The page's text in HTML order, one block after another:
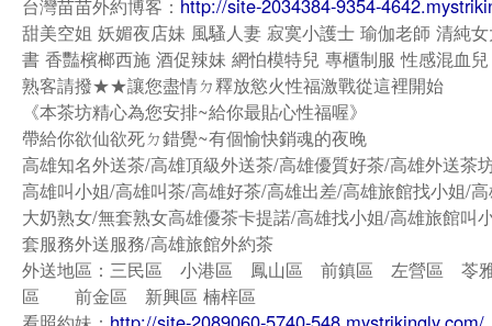
台灣苗苗外約博客： http://site-2034384-9354-
甜美空姐 妖媚夜店妹 風騷人妻 寂寞小護士 瑜伽老師 清純
書 香豔檳榔西施 酒促辣妹 網怕模特兒 專櫃制服 性感混血兒
熟客請撥★★讓您盡情ㄉ釋放慾火性福激戰從這裡開始
《本茶坊精心為您安排~給你最貼心性福喔》
帶給你欲仙欲死ㄉ錯覺~有個愉快銷魂的夜晚
高雄知名外送茶/高雄頂級外送茶/高雄優質好茶/高雄外送茶
高雄叫小姐/高雄叫茶/高雄好茶/高雄出差/高雄旅館找小姐/
大奶熟女/無套熟女高雄優茶卡提諾/高雄找小姐/高雄旅館叫
套服務外送服務/高雄旅館外約茶
外送地區：三民區 小港區 鳳山區 前鎮區 左營區 苓
區 前金區 新興區 楠梓區